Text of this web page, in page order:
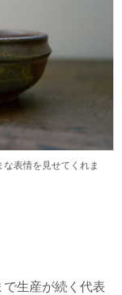
表情を見せてくれま
生産が続く代表